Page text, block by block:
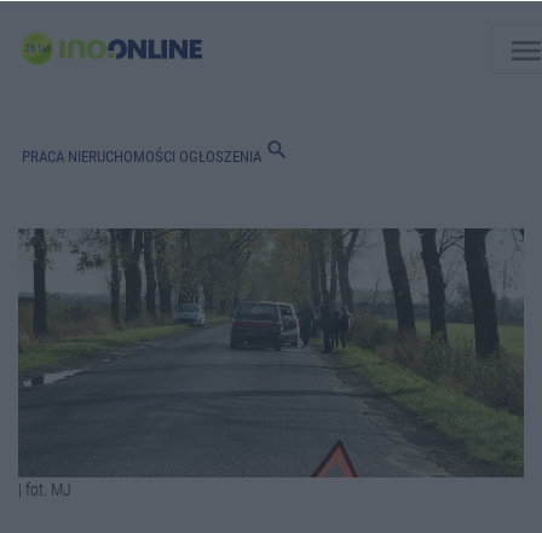
PRACA NIERUCHOMOŚCI OGŁOSZENIA search
| fot. MJ